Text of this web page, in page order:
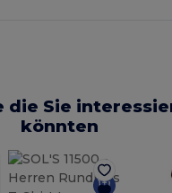
die Sie
könnten